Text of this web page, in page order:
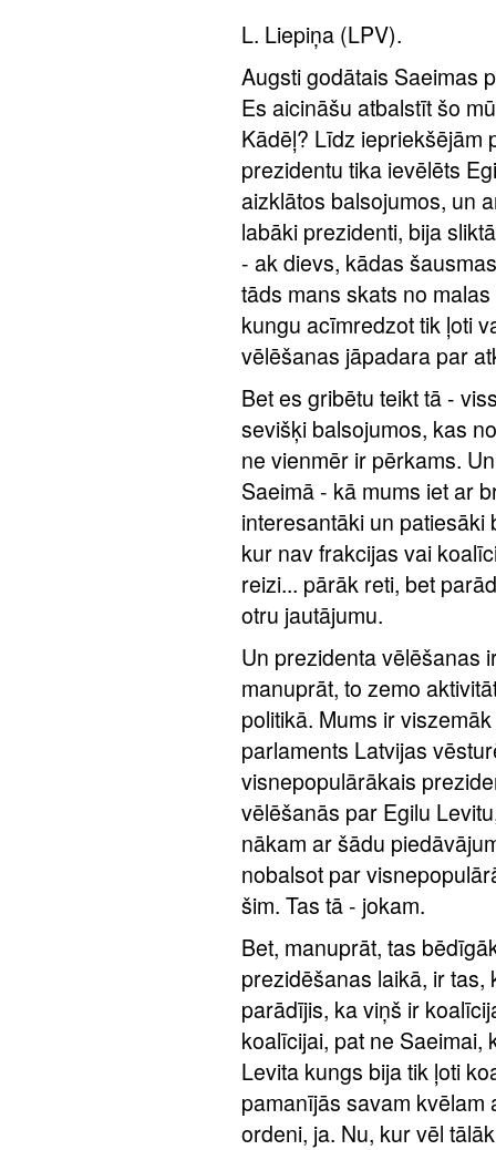
L. Liepiņa (LPV).
Augsti godātais Saeimas
Es aicināšu atbalstīt šo
Kādēļ? Līdz iepriekšējām
prezidentu tika ievēlēts
aizklātos balsojumos, un
labāki prezidenti, bija
- ak dievs, kādas
tāds mans skats no
kungu acīmredzot tik ļoti
vēlēšanas jāpadara par
Bet es gribētu teikt tā -
sevišķi balsojumos, kas
ne vienmēr ir pērkams.
Saeimā - kā mums iet ar
interesantāki un patiesāki
kur nav frakcijas vai
reizi... pārāk reti, bet
otru jautājumu.
Un prezidenta vēlēšanas
manuprāt, to zemo
politikā. Mums ir
parlaments Latvijas
visnepopulārākais
vēlēšanās par Egilu
nākam ar šādu
nobalsot par
šim. Tas tā - jokam.
Bet, manuprāt, tas
prezidēšanas laikā, ir tas,
parādījis, ka viņš ir
koalīcijai, pat ne Saeimai,
Levita kungs bija tik ļoti
pamanījās savam kvēlam
ordeni, ja. Nu, kur vēl